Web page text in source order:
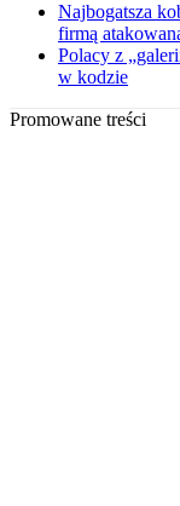
Najbogatsza
firmą
Polacy z
w kodzie
Promowane treści